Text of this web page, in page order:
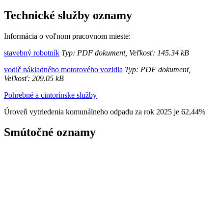
Technické služby oznamy
Informácia o voľnom pracovnom mieste:
stavebný robotník Typ: PDF dokument, Veľkosť: 145.34 kB
vodič nákladného motorového vozidla Typ: PDF dokument,
Veľkosť: 209.05 kB
Pohrebné a cintorínske služby
Úroveň vytriedenia komunálneho odpadu za rok 2025 je 62,44%
Smútočné oznamy